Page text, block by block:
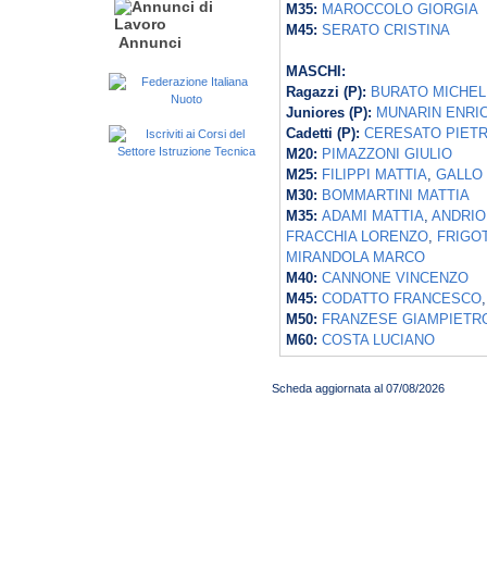
Annunci
M35: MAROCCOLO GIORGIA
M45: SERATO CRISTINA
MASCHI:
Ragazzi (P): BURATO
Juniores (P): MUNARIN
Cadetti (P): CERESATO
M20: PIMAZZONI GIULIO
M25: FILIPPI MATTIA, GALLO
M30: BOMMARTINI MATTIA
M35: ADAMI MATTIA,
FRACCHIA LORENZO,
MIRANDOLA MARCO
M40: CANNONE VINCENZO
M45: CODATTO FRANCESCO
M50: FRANZESE
M60: COSTA LUCIANO
Scheda aggiornata al 07/08/2026